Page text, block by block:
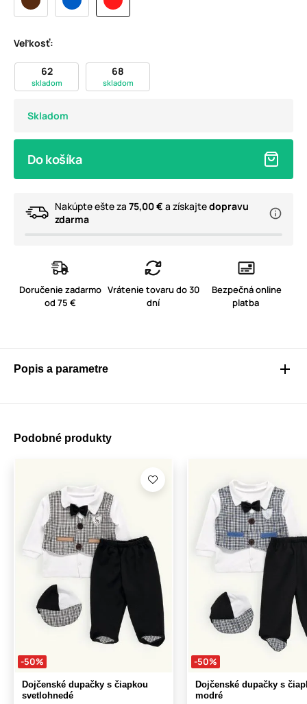
Veľkosť:
62
skladom
68
skladom
Skladom
Do košíka
Nakúpte ešte za 75,00 € a získajtedopravu
zdarma
Doručenie zadarmo
od 75 €
Vrátenie tovaru do 30
dní
Bezpečná online
platba
Popis a parametre
Podobné produkty
-50%
Dojčenské dupačky s čiapkou
svetlohnedé
-50%
Dojčenské dupačky s
modré